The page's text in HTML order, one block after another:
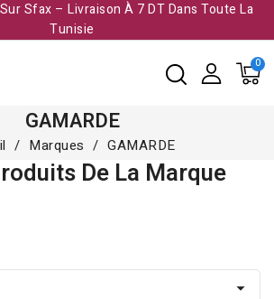
Sfax – Livraison À 7 DT Dans Toute La
Tunisie​
GAMARDE
Marques GAMARDE
De La Marque
